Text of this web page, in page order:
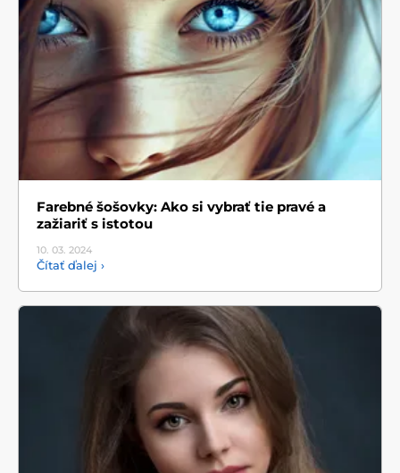
Farebné šošovky: Ako si vybrať tie pravé a
zažiariť s istotou
10. 03. 2024
Čítať ďalej ›